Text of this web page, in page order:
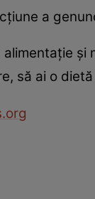
a
să ai o